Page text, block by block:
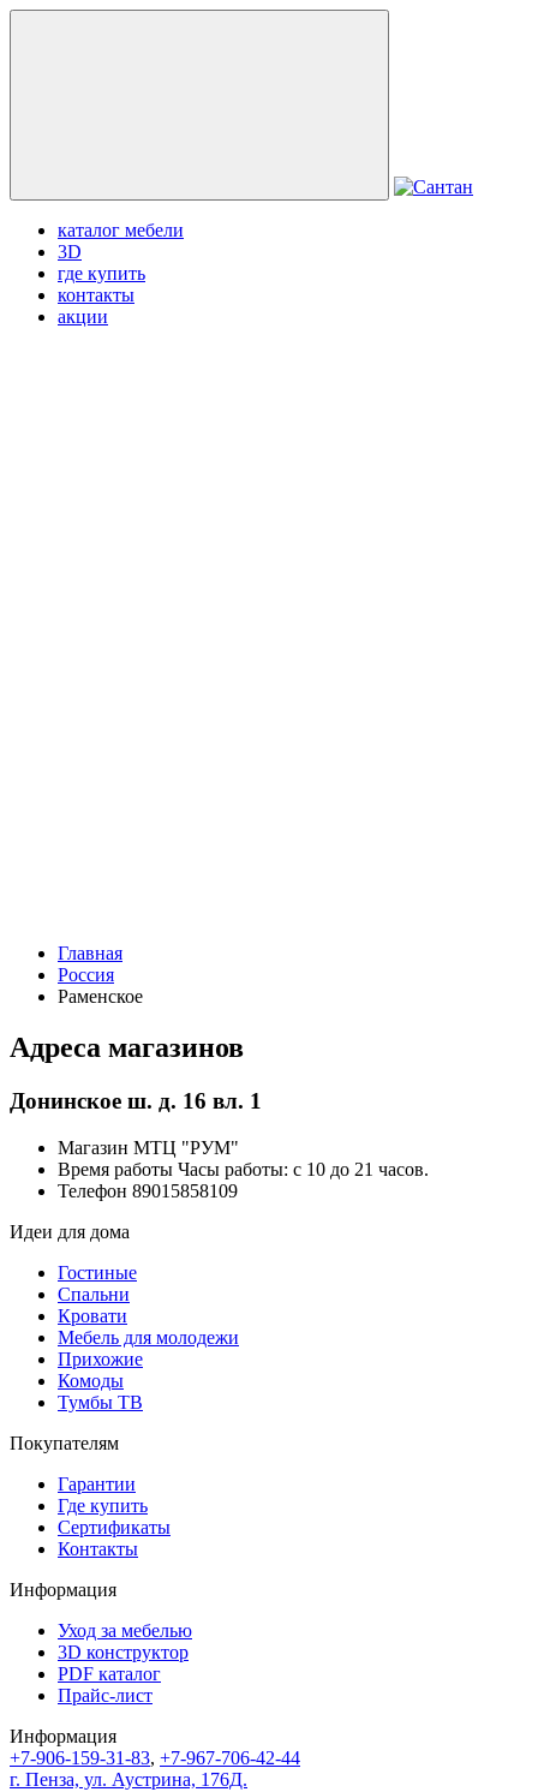
каталог мебели
3D
где купить
контакты
акции
Главная
Россия
Раменское
Адреса магазинов
Донинское ш. д. 16 вл. 1
Магазин МТЦ "РУМ"
Время работы Часы работы: с 10 до 21 часов.
Телефон 89015858109
Идеи для дома
Гостиные
Спальни
Кровати
Мебель для молодежи
Прихожие
Комоды
Тумбы ТВ
Покупателям
Гарантии
Где купить
Сертификаты
Контакты
Информация
Уход за мебелью
3D конструктор
PDF каталог
Прайс-лист
Информация
+7-906-159-31-83, +7-967-706-42-44
г. Пенза, ул. Аустрина, 176Д.